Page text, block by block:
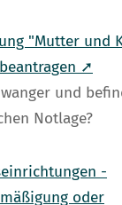
"Mutter und
➚
und
Notlage?
-
oder